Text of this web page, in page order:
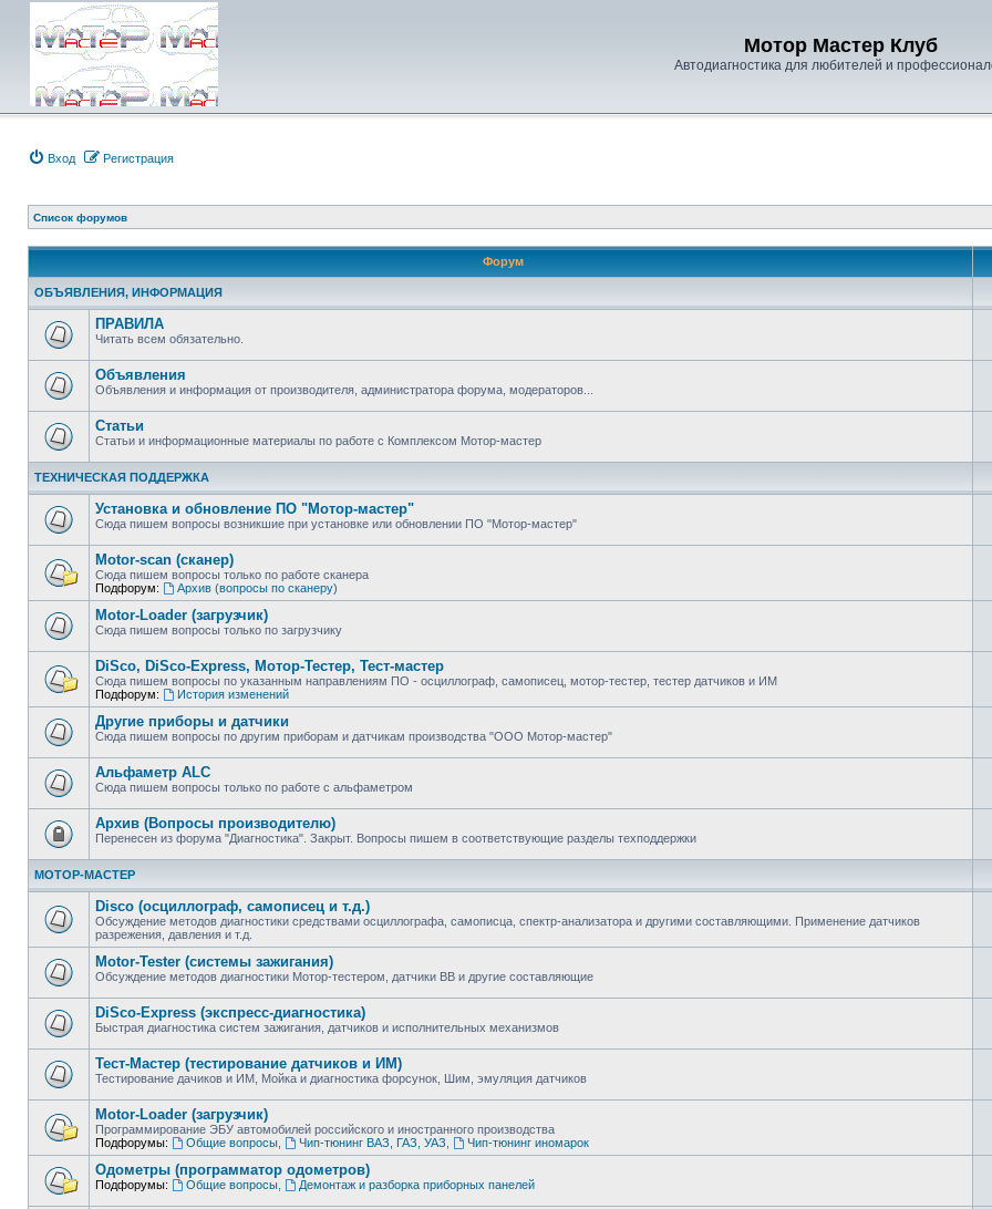
Мотор Мастер Клуб
Автодиагностика для любителей и
Вход Регистрация
Список форумов
Форум
ОБЪЯВЛЕНИЯ, ИНФОРМАЦИЯ
ПРАВИЛА
Читать всем обязательно.
Объявления
Объявления и информация от производителя, администратора форума, модераторов...
Статьи
Статьи и информационные материалы по работе с Комплексом Мотор-мастер
ТЕХНИЧЕСКАЯ ПОДДЕРЖКА
Установка и обновление ПО "Мотор-мастер"
Сюда пишем вопросы возникшие при установке или обновлении ПО "Мотор-мастер"
Motor-scan (сканер)
Сюда пишем вопросы только по работе сканера
Подфорум:
Архив (вопросы по сканеру)
Motor-Loader (загрузчик)
Сюда пишем вопросы только по загрузчику
DiSco, DiSco-Express, Мотор-Тестер, Тест-мастер
Сюда пишем вопросы по указанным направлениям ПО - осциллограф, самописец, мотор-тестер, тестер датчиков и ИМ
Подфорум:
История изменений
Другие приборы и датчики
Сюда пишем вопросы по другим приборам и датчикам производства "ООО Мотор-мастер"
Альфаметр ALC
Сюда пишем вопросы только по работе с альфаметром
Архив (Вопросы производителю)
Перенесен из форума "Диагностика". Закрыт. Вопросы пишем в соответствующие разделы техподдержки
МОТОР-МАСТЕР
Disco (осциллограф, самописец и т.д.)
Обсуждение методов диагностики средствами осциллографа, самописца, спектр-анализатора и другими составляющими. Применение датчиков
разрежения, давления и т.д.
Motor-Tester (системы зажигания)
Обсуждение методов диагностики Мотор-тестером, датчики ВВ и другие составляющие
DiSco-Express (экспресс-диагностика)
Быстрая диагностика систем зажигания, датчиков и исполнительных механизмов
Тест-Мастер (тестирование датчиков и ИМ)
Тестирование дачиков и ИМ, Мойка и диагностика форсунок, Шим, эмуляция датчиков
Motor-Loader (загрузчик)
Программирование ЭБУ автомобилей российского и иностранного производства
Подфорумы:
Общие вопросы, Чип-тюнинг ВАЗ, ГАЗ, УАЗ Чип-тюнинг иномарок
Одометры (программатор одометров)
Подфорумы: Общие вопросы, Демонтаж и разборка приборных панелей